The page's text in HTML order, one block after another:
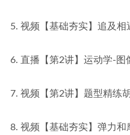
5. 视频【基础夯实】追及
6. 直播【第2讲】运动学-图
7. 视频【第2讲】题型精练
8. 视频【基础夯实】弹力和